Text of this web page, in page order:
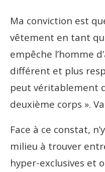
Ma conviction est
vêtement en tant
empêche l’homme
différent et plus
peut véritablement
deuxième corps ».
Face à ce constat,
milieu à trouver
hyper-exclusives et